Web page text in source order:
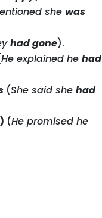
shewas
had gone).
He explained hehad
(She said shehad
) (He promised he